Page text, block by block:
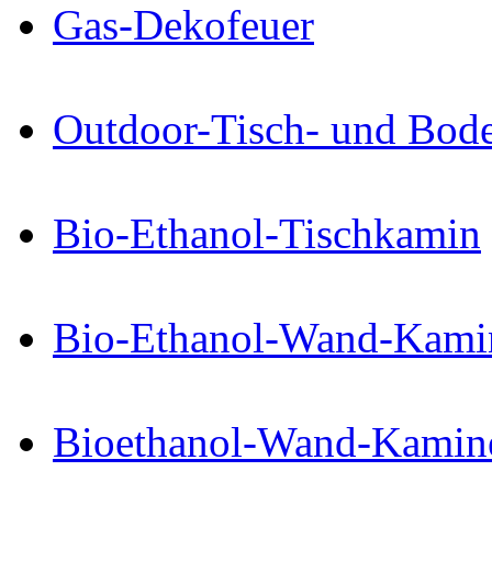
Gas-Dekofeuer
Outdoor-Tisch- und
Bio-Ethanol-Tischkamin
Bio-Ethanol-Wand-
Bioethanol-Wand-